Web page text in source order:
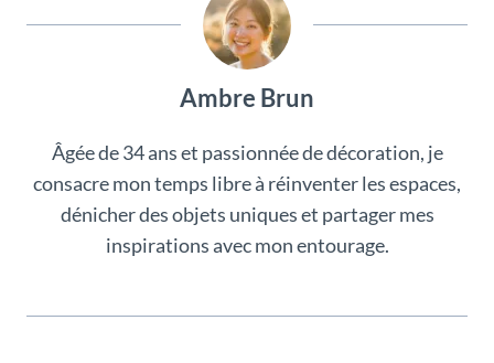
Ambre Brun
Âgée de 34 ans et passionnée de décoration, je
consacre mon temps libre à réinventer les espaces,
dénicher des objets uniques et partager mes
inspirations avec mon entourage.